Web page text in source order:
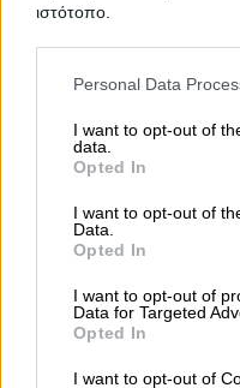
ιστότοπο.
Please note that this
and may gather and
to Google and its third-
purposes in below Google
Personal Data
I want to opt-out of
data.
Opted In
I want to opt-out of
Data.
Opted In
I want to opt-out of
Data for Targeted
Opted In
I want to opt-out of
right choice!